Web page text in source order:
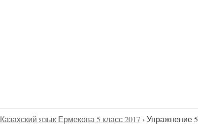
Казахский язык Ермекова 5 класс 2017 › Упражнение 5